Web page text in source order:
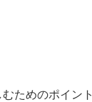
ためのポイント